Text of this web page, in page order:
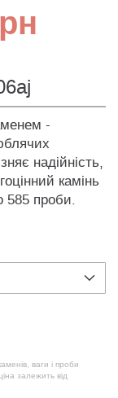
-
надійність,
камінь
585 проби.
ваги і проби
залежить від